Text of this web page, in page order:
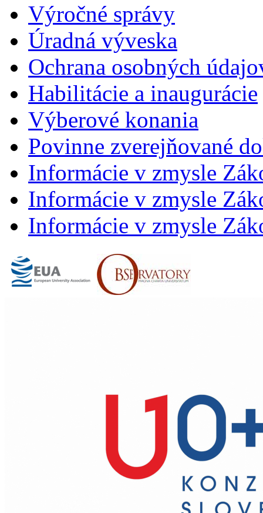
Výročné správy
Úradná výveska
Ochrana osobných
Habilitácie a inaugurácie
Výberové konania
Povinne zverejňované
Informácie v zmysle
Informácie v zmysle
Informácie v zmysle